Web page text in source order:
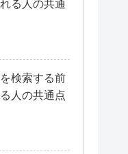
る人の共通
検索する前
人の共通点